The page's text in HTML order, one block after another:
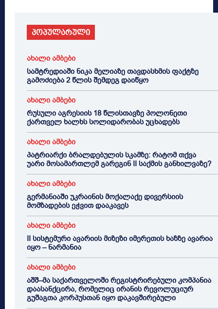
პოპულარული
ახალი ამბები
სამტრედიაში ნიკა მელიაზე თავდასხმის ფაქტზე
გამოძიება 2 წლის შემდეგ დაიწყო
ახალი ამბები
რუსული აგრესიის 18 წლისთავზე პოლონეთი
ქართველ ხალხს სოლიდარობას უცხადებს
ახალი ამბები
პატრიარქი ბრალდებულის სკამზე: რატომ თქვა
უარი მოსამართლემ გარეგინ II საქმის განხილვაზე?
ახალი ამბები
გერმანიაში უკრაინის მოქალაქე დივერსიის
მომზადების ეჭვით დააკავეს
ახალი ამბები
II სისტემური ავარიის მიზეზი იმერეთის ხაზზე ავარია
იყო – ნარმანია
ახალი ამბები
აშშ–მა საქართველოში რეგისტრირებული კომპანია
დაასანქცირა, რომელიც ირანის რევოლუციურ
გუშაგთა კორპუსთან იყო დაკავშირებული